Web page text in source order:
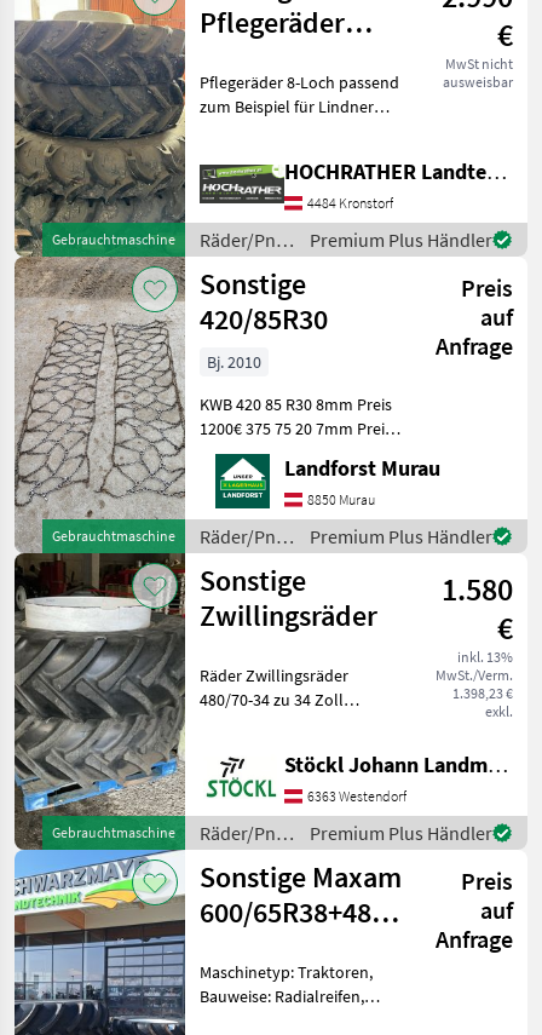
Gebrauchtmaschine
Pflegeräder
230/95 R40
€
MwSt nicht
ausweisbar
Pflegeräder 8-Loch passend
zum Beispiel für Lindner
230/95 R40 - Dimension
Vorderrad 250/85 R28 -
Konusfelge für 215cm S
HOCHRATHER Landtechnik GmbH
4484 Kronstorf
Räder/Pneu/Felgen
/ Sonstige
Premium Plus Händler
Gebrauchtmaschine
Sonstige
420/85R30
Preis
auf
Anfrage
Bj. 2010
KWB 420 85 R30 8mm Preis
1200€ 375 75 20 7mm Preis:
800€ Um Ihnen unnötige
Wartezeiten oder
Wegstrecken zu ersparen,
bitten wir Sie um vorherige
Kontaktaufnahme,
Landforst Murau
8850 Murau
Räder/Pneu/Felgen
/ Sonstige
Premium Plus Händler
Gebrauchtmaschine
Sonstige
Zwillingsräder
1.580
€
inkl. 13%
MwSt./Verm.
1.398,23 €
exkl.
Räder Zwillingsräder
480/70-34 zu 34 Zoll
Traktorräder
Stöckl Johann Landmaschinen GesmbH & Co KG
6363 Westendorf
Räder/Pneu/Felgen
/ Sonstige
Premium Plus Händler
Sonstige Maxam
600/65R38+480/65R28
Preis
auf
Anfrage
Maschinetyp: Traktoren,
Bauweise: Radialreifen,